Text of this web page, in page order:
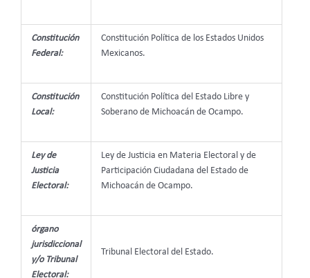
Constitución
Federal:
Constitución Política de los Estados Unidos
Mexicanos.
Constitución
Local:
Constitución Política del Estado Libre y
Soberano de Michoacán de Ocampo.
Ley de
Justicia
Electoral:
Ley de Justicia en Materia Electoral y de
Participación Ciudadana del Estado de
Michoacán de Ocampo.
órgano
jurisdiccional
y/o Tribunal
Electoral:
Tribunal Electoral del Estado.